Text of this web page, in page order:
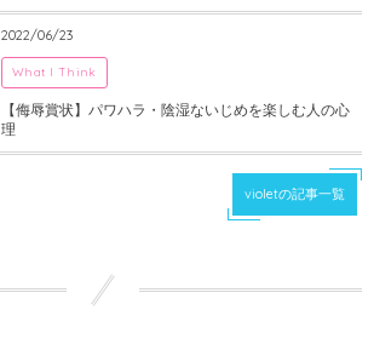
2022/06/23
What I Think
【侮辱賞状】パワハラ・陰湿ないじめを楽しむ人の心
理
violetの記事一覧